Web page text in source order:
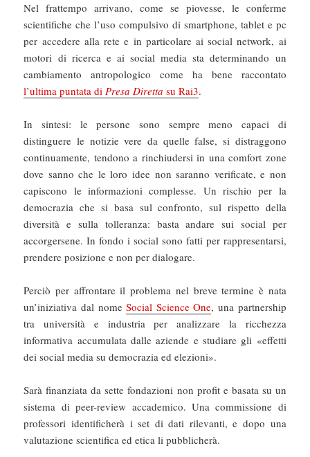
Nel frattempo arrivano, come se piovesse, le conferme
scientifiche che l’uso compulsivo di smartphone, tablet e pc
per accedere alla rete e in particolare ai social network, ai
motori di ricerca e ai social media sta determinando un
cambiamento antropologico come ha bene raccontato
l’ultima puntata diPresa Diretta su Rai3.
In sintesi: le persone sono sempre meno capaci di
distinguere le notizie vere da quelle false, si distraggono
continuamente, tendono a rinchiudersi in una comfort zone
dove sanno che le loro idee non saranno verificate, e non
capiscono le informazioni complesse. Un rischio per la
democrazia che si basa sul confronto, sul rispetto della
diversità e sulla tolleranza: basta andare sui social per
accorgersene. In fondo i social sono fatti per rappresentarsi,
prendere posizione e non per dialogare.
Perciò per affrontare il problema nel breve termine è nata
un’iniziativa dal nomeSocial Science One, una partnership
tra università e industria per analizzare la ricchezza
informativa accumulata dalle aziende e studiare gli «effetti
dei social media su democrazia ed elezioni».
Sarà finanziata da sette fondazioni non profit e basata su un
sistema di peer-review accademico. Una commissione di
professori identificherà i set di dati rilevanti, e dopo una
valutazione scientifica ed etica li pubblicherà.